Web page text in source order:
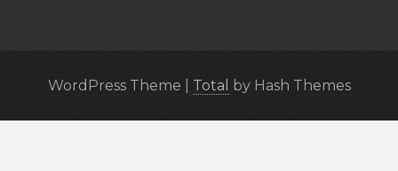
WordPress Theme Total by Hash Themes